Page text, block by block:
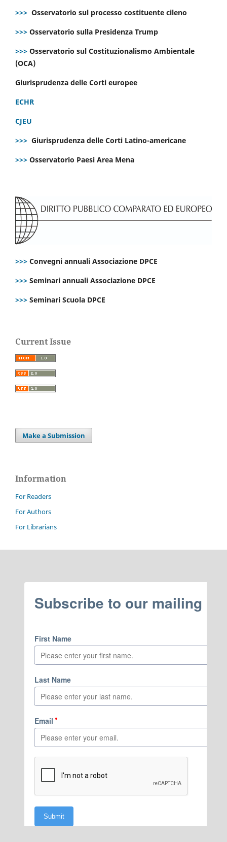
>>> Osservatorio sul processo costituente cileno
>>> Osservatorio sulla Presidenza Trump
>>> Osservatorio sul Costituzionalismo Ambientale
(OCA)
Giurisprudenza delle Corti europee
ECHR
CJEU
>>> Giurisprudenza delle Corti Latino-americane
>>> Osservatorio Paesi Area Mena
>>> Convegni annuali Associazione DPCE
>>> Seminari annuali Associazione DPCE
>>> Seminari Scuola DPCE
Current Issue
Make a Submission
Information
For Readers
For Authors
For Librarians